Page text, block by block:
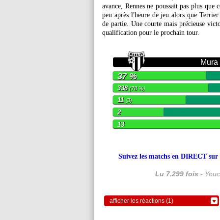
avance, Rennes ne poussait pas plus
peu après l'heure de jeu alors que
de partie. Une courte mais précieuse
qualification pour le prochain tour.
Mura
37 %
338(78 %)
11 (3)
2
13
Suivez les matchs en DIRECT
Lu 7.299 fois -
afficher les réactions (1)